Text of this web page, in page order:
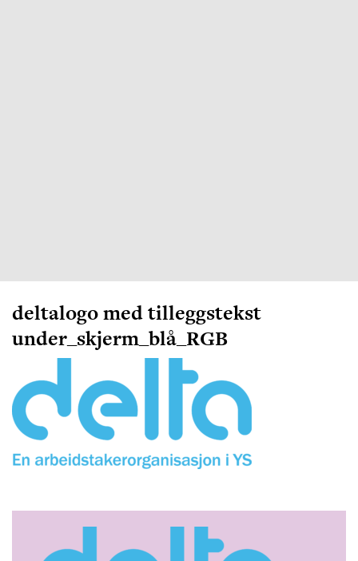
deltalogo med tilleggstekst
under_skjerm_blå_RGB